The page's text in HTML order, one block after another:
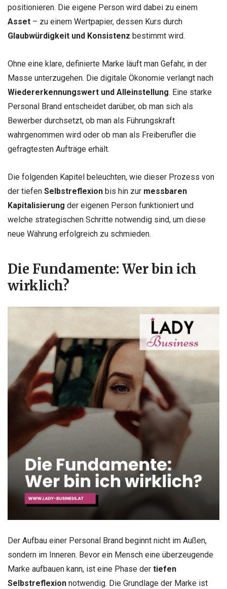
positionieren. Die eigene Person wird dabei zu einem
Asset – zu einem Wertpapier, dessen Kurs durch
Glaubwürdigkeit und Konsistenz bestimmt wird.
Ohne eine klare, definierte Marke läuft man Gefahr, in der
Masse unterzugehen. Die digitale Ökonomie verlangt nach
Wiedererkennungswert und Alleinstellung. Eine starke
Personal Brand entscheidet darüber, ob man sich als
Bewerber durchsetzt, ob man als Führungskraft
wahrgenommen wird oder ob man als Freiberufler die
gefragtesten Aufträge erhält.
Die folgenden Kapitel beleuchten, wie dieser Prozess von
der tiefen Selbstreflexion bis hin zur messbaren
Kapitalisierung der eigenen Person funktioniert und
welche strategischen Schritte notwendig sind, um diese
neue Währung erfolgreich zu schmieden.
Die Fundamente: Wer bin ich
wirklich?
Der Aufbau einer Personal Brand beginnt nicht im Außen,
sondern im Inneren. Bevor ein Mensch eine überzeugende
Marke aufbauen kann, ist eine Phase der tiefen
Selbstreflexion notwendig. Die Grundlage der Marke ist